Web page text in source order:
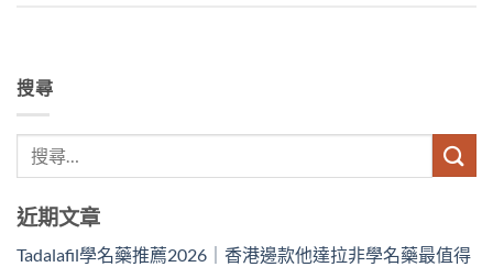
搜尋
近期文章
Tadalafil學名藥推薦2026｜香港邊款他達拉非學名藥最值得